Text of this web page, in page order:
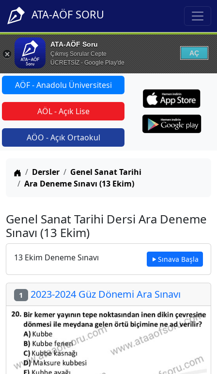
ATA-AÖF SORU
ATA-AÖF Soru
Çıkmış Sorular Cepte
ÜCRETSİZ - Google Play'de
AÇ
AÖF - Anadolu Üniversitesi
AÖL - Açık Lise
AÖO - Açık Ortaokul
Anasayfa
Dersler
Genel Sanat Tarihi
Ara Deneme Sınavı (13 Ekim)
Genel Sanat Tarihi Dersi Ara Deneme
Sınavı (13 Ekim)
13 Ekim Deneme Sınavı Sınava Başla
1 2023-2024 Güz Dönemi Ara Sınavı